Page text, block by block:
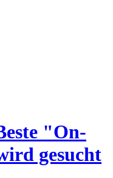
"On-
gesucht